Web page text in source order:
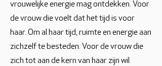
vrouwelijke energie mag ontdekken. Voor
de vrouw die voelt dat het tijd is voor
haar. Om al haar tijd, ruimte en energie aan
zichzelf te besteden. Voor de vrouw die
zich tot aan de kern van haar zijn wil